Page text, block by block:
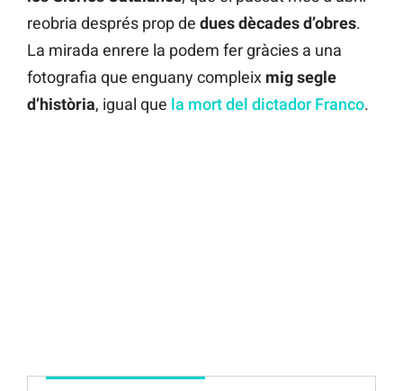
reobria després prop de dues dècades d’obres.
La mirada enrere la podem fer gràcies a una
fotografia que enguany compleix migsegle
d’història, igual que la mort del dictador Franco.